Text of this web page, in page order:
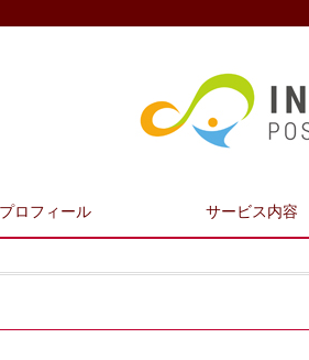
ロフィール サービス内容